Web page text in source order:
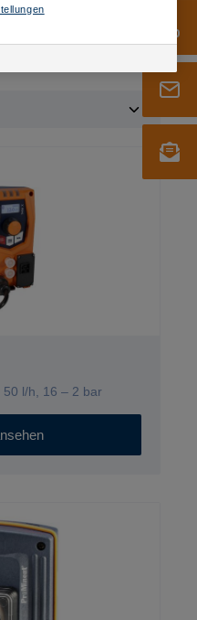
l/h, 16 – 2 bar